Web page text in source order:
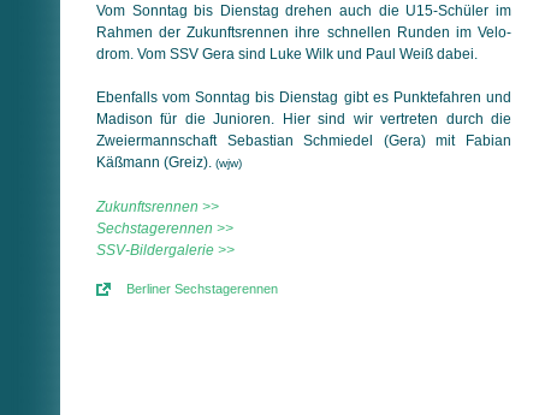
Vom Sonntag bis Dienstag drehen auch die U15-Schüler im
Rahmen der Zukunftsrennen ihre schnellen Runden im Velo­
drom. Vom SSV Gera sind Luke Wilk und Paul Weiß dabei.
Ebenfalls vom Sonntag bis Dienstag gibt es Punktefahren und
Madison für die Junioren. Hier sind wir vertreten durch die
Zweier­mannschaft Sebastian Schmiedel (Gera) mit Fabian
Käß­mann (Greiz). (wjw)
Zukunftsrennen >>
Sechstagerennen >>
SSV-Bildergalerie >>
Berliner Sechstagerennen